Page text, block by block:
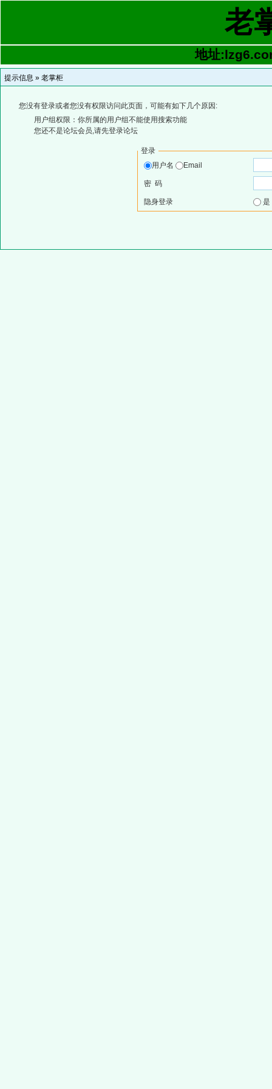
老
地址
提示信息 » 老掌柜
您没有登录或者您没有权限访问此页面，可能有如下几个原因:
用户组权限：你所属的用户组不能使用搜索功能
您还不是论坛会员,请先登录论坛
登录
用户名
Email
密 码
隐身登录